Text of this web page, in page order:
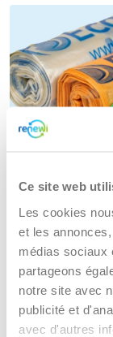
Ce site web
Les cookies
et les
médias sociaux
partageons
notre site avec
publicité et
avec d'autres
Sacs
Nos sacs
adaptés au
de déchets tels
organiques, les
emballages.
produits selon